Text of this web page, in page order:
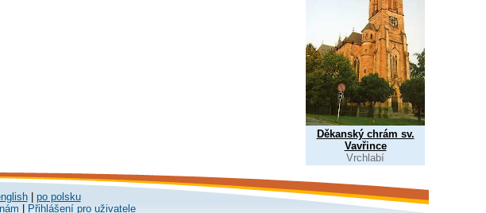
Děkanský chrám sv.
Vavřince
Vrchlabí
| po polsku
Přihlášení pro uživatele